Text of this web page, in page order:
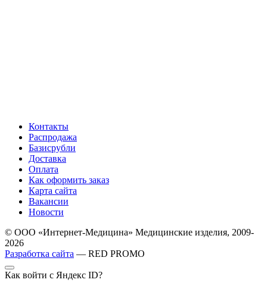
Контакты
Распродажа
Базисрубли
Доставка
Оплата
Как оформить заказ
Карта сайта
Вакансии
Новости
© ООО «Интернет-Медицина» Медицинские изделия, 2009-
2026
Разработка сайта — RED PROMO
Как войти с Яндекс ID?